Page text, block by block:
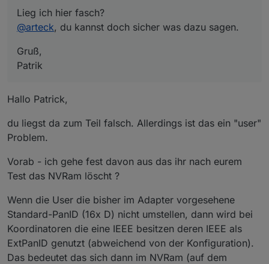
Lieg ich hier fasch?
@arteck, du kannst doch sicher was dazu sagen.
Gruß,
Patrik
Hallo Patrick,
du liegst da zum Teil falsch. Allerdings ist das ein "user"
Problem.
Vorab - ich gehe fest davon aus das ihr nach eurem
Test das NVRam löscht ?
Wenn die User die bisher im Adapter vorgesehene
Standard-PanID (16x D) nicht umstellen, dann wird bei
Koordinatoren die eine IEEE besitzen deren IEEE als
ExtPanID genutzt (abweichend von der Konfiguration).
Das bedeutet das sich dann im NVRam (auf dem